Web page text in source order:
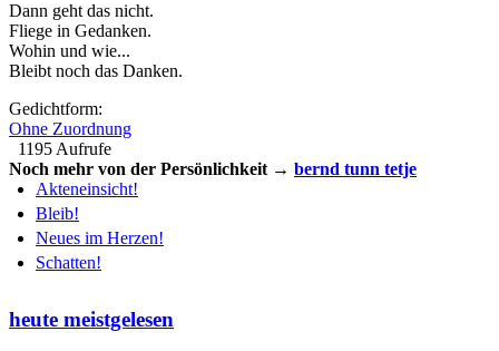
Dann geht das nicht.
Fliege in Gedanken.
Wohin und wie...
Bleibt noch das Danken.
Gedichtform:
Ohne Zuordnung
1195 Aufrufe
Noch mehr von der Persönlichkeit → bernd tunn tetje
Akteneinsicht!
Bleib!
Neues im Herzen!
Schatten!
heute meistgelesen